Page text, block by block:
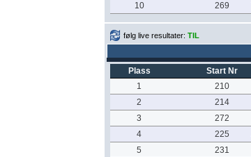
10
269
følg live resultater: TIL
Plass Start Nr
1
210
2
214
3
272
4
225
5
231